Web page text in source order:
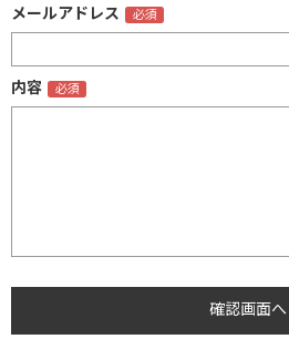
メールアドレス
内容